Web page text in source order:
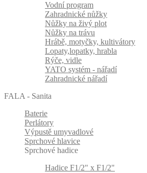
Vodní program
Zahradnické nůžky
Nůžky na živý plot
Nůžky na trávu
Hrábě, motyčky, kultivátory
Lopaty,lopatky, hrabla
Rýče, vidle
YATO systém - nářadí
Zahradnické nářadí
FALA - Sanita
Baterie
Perlátory
Výpustě umyvadlové
Sprchové hlavice
Sprchové hadice
Hadice F1/2" x F1/2"